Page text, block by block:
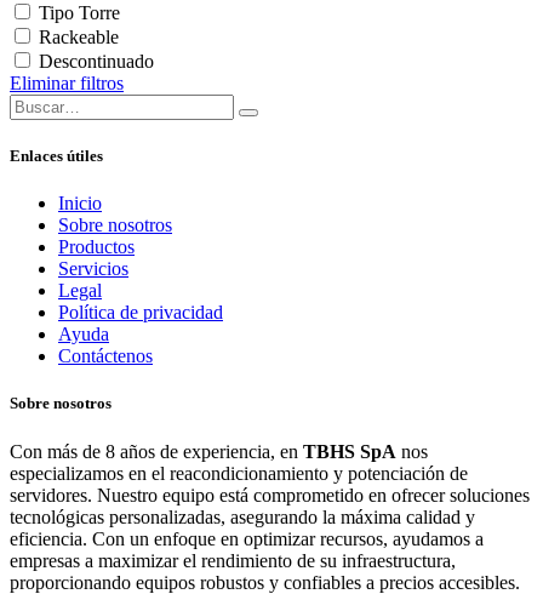
Tipo Torre
Rackeable
Descontinuado
Eliminar filtros
Enlaces útiles
Inicio
Sobre nosotros
Productos
Servicios
Legal
Política de privacidad
Ayuda
Contáctenos
Sobre nosotros
Con más de 8 años de experiencia, en TBHS SpA nos
especializamos en el reacondicionamiento y potenciación de
servidores. Nuestro equipo está comprometido en ofrecer soluciones
tecnológicas personalizadas, asegurando la máxima calidad y
eficiencia. Con un enfoque en optimizar recursos, ayudamos a
empresas a maximizar el rendimiento de su infraestructura,
proporcionando equipos robustos y confiables a precios accesibles.